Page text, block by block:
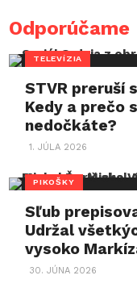
Odporúčame
TELEVÍZIA
STVR preruší
Kedy a prečo
nedočkáte?
1. JÚLA 2026
PIKOŠKY
Sľub
Udržal
vysoko
30. JÚNA 2026